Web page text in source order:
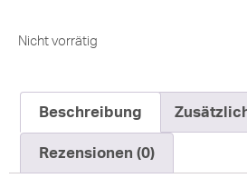
Nicht vorrätig
Beschreibung
Rezensionen (0)